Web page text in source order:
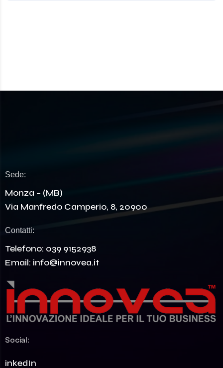
Sede:
Monza – (MB)
Via Manfredo Camperio, 8, 20900
Contatti:
Telefono: 039 9152938
Email: info@innovea.it
Social:
LinkedIn